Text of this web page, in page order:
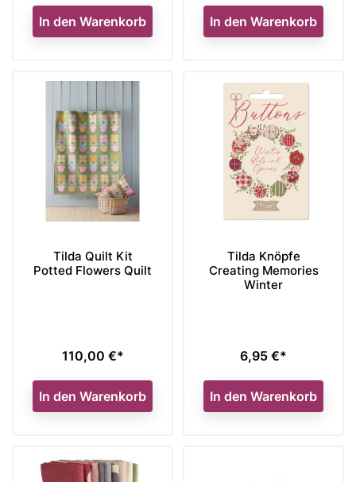
In den Warenkorb In den Warenkorb
Tilda Quilt Kit
Potted Flowers Quilt
Preis
110,00 €*
In den Warenkorb
Tilda Knöpfe
Creating Memories
Winter
Preis
6,95 €*
In den Warenkorb